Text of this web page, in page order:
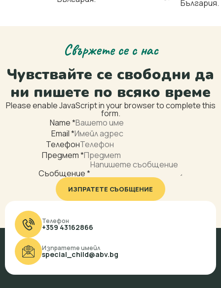
Свържете се с нас
Чувствайте се свободни да
ни пишете по всяко време
Please enable JavaScript in your browser to complete this
form.
Name*
Email*
Телефон
Предмет*
Предмет
Layout
*
Email
Съобщение*
ИЗПРАТЕТЕ СЪОБЩЕНИЕ
Телефон
+359 43162866
Изпратете имейл
special_child@abv.bg